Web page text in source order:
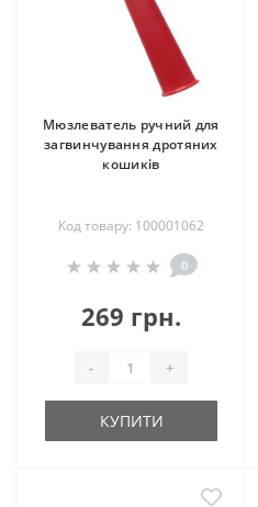
Мюзлеватель ручний для
загвинчування дротяних
кошиків
Код товару: 100001062
0
269 грн.
- +
КУПИТИ